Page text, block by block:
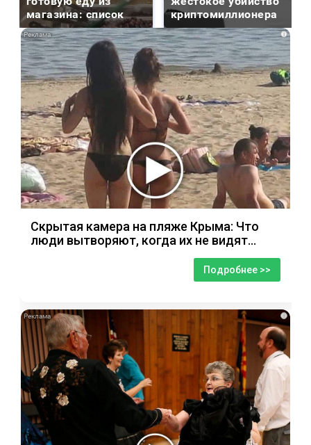
магазина: список
криптомиллионера
i
Скрытая камера на пляже Крыма: Что
люди вытворяют, когда их не видят...
Подробнее >>
i